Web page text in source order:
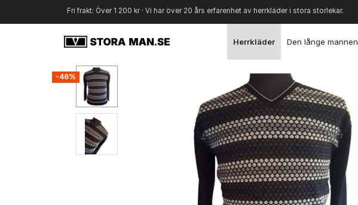
Fri frakt: Över 1 200 kr · Vi har över 20 års erfarenhet av herrkläder i stora storlekar.
Herrkläder Den långe mannen
-46%